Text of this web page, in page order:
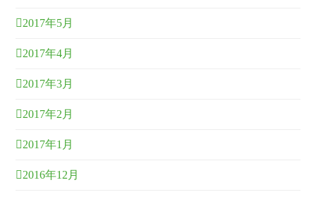
2017年5月
2017年4月
2017年3月
2017年2月
2017年1月
2016年12月